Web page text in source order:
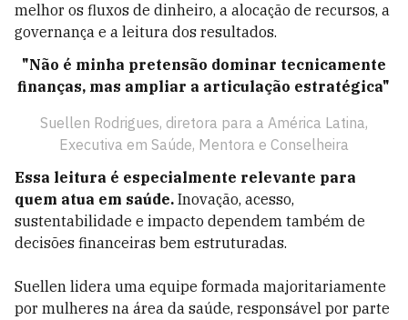
melhor os fluxos de dinheiro, a alocação de recursos, a
governança e a leitura dos resultados.
"Não é minha pretensão dominar tecnicamente
finanças, mas ampliar a articulação estratégica"
Suellen Rodrigues, diretora para a América Latina,
Executiva em Saúde, Mentora e Conselheira
Essa leitura é especialmente relevante para
quem atua em saúde. Inovação, acesso,
sustentabilidade e impacto dependem também de
decisões financeiras bem estruturadas.
Suellen lidera uma equipe formada majoritariamente
por mulheres na área da saúde, responsável por parte